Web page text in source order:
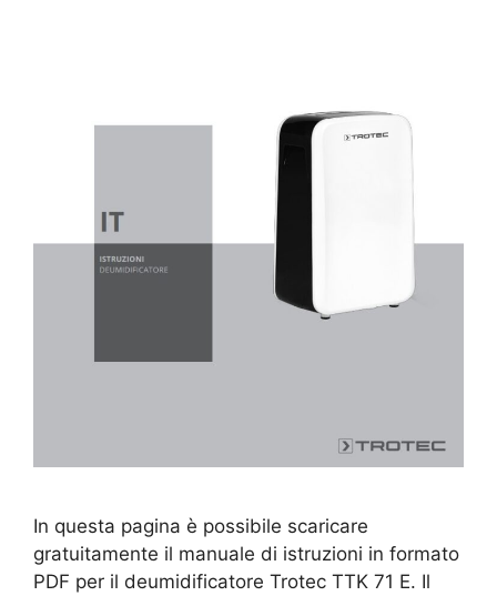
In questa pagina è possibile scaricare
gratuitamente il manuale di istruzioni in formato
PDF per il deumidificatore Trotec TTK 71 E. Il